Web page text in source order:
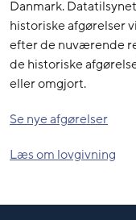
Danmark.
historiske afgørelser
efter de nuværende
de historiske
eller omgjort.
Se nye afgørelser
Læs om lovgivning